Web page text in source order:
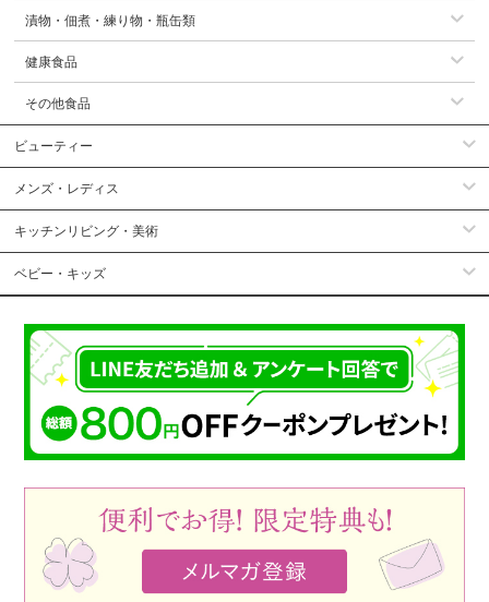
漬物・佃煮・練り物・瓶缶類
健康食品
その他食品
ビューティー
メンズ・レディス
キッチンリビング・美術
ベビー・キッズ